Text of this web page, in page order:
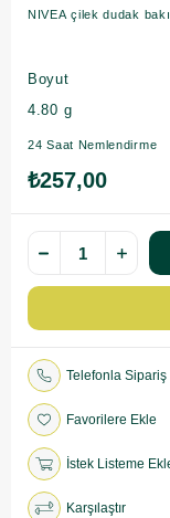
NIVEA çilek dudak
Boyut
4.80 g
24 Saat
₺257,00
Telefonla Sipariş
Favorilere Ekle
İstek Listeme
Karşılaştır